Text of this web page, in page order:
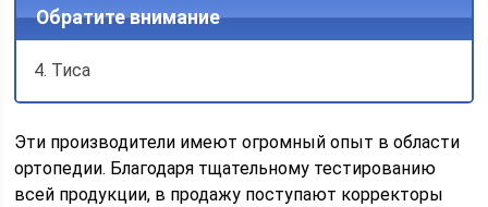
Обратите внимание
4. Тиса
Эти производители имеют огромный опыт в области
ортопедии. Благодаря тщательному тестированию
всей продукции, в продажу поступают корректоры